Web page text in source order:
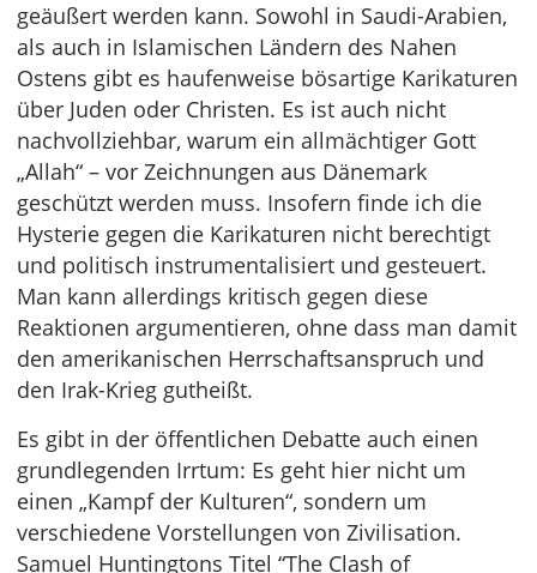
geäußert werden kann. Sowohl in Saudi-Arabien,
als auch in Islamischen Ländern des Nahen
Ostens gibt es haufenweise bösartige Karikaturen
über Juden oder Christen. Es ist auch nicht
nachvollziehbar, warum ein allmächtiger Gott
„Allah“ – vor Zeichnungen aus Dänemark
geschützt werden muss. Insofern finde ich die
Hysterie gegen die Karikaturen nicht berechtigt
und politisch instrumentalisiert und gesteuert.
Man kann allerdings kritisch gegen diese
Reaktionen argumentieren, ohne dass man damit
den amerikanischen Herrschaftsanspruch und
den Irak-Krieg gutheißt.
Es gibt in der öffentlichen Debatte auch einen
grundlegenden Irrtum: Es geht hier nicht um
einen „Kampf der Kulturen“, sondern um
verschiedene Vorstellungen von Zivilisation.
Samuel Huntingtons Titel “The Clash of